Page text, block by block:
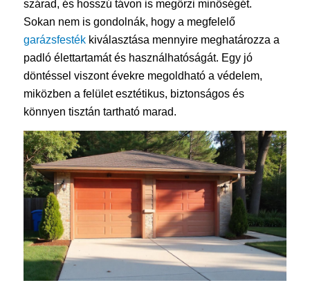
szárad, és hosszú távon is megőrzi minőségét.
Sokan nem is gondolnák, hogy a megfelelő
garázsfestékkiválasztása mennyire meghatározza a
padló élettartamát és használhatóságát. Egy jó
döntéssel viszont évekre megoldható a védelem,
miközben a felület esztétikus, biztonságos és
könnyen tisztán tartható marad.